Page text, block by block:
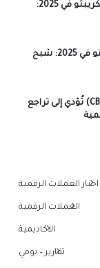
الركود الاقتصادي العالمي يُؤثر سلبًا على سوق الكريبتو في 2025:
الاحتيال والاختراقات تُزعزع الثقة في سوق الكريبتو في 2025: شبح
منافسة العملات الرقمية للبنوك المركزية (CBDCs) تُؤدي إلى تراجع
اخبار العملات الرقمية
العملات الرقمية
الاكاديمية
تقارير – يومي